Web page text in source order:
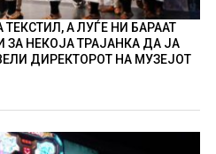
А ЛУЃЕ НИ БАРААТ
ЗА НЕКОЈА ТРАЈАНКА ДА ЈА
ДИРЕКТОРОТ НА МУЗЕЈОТ